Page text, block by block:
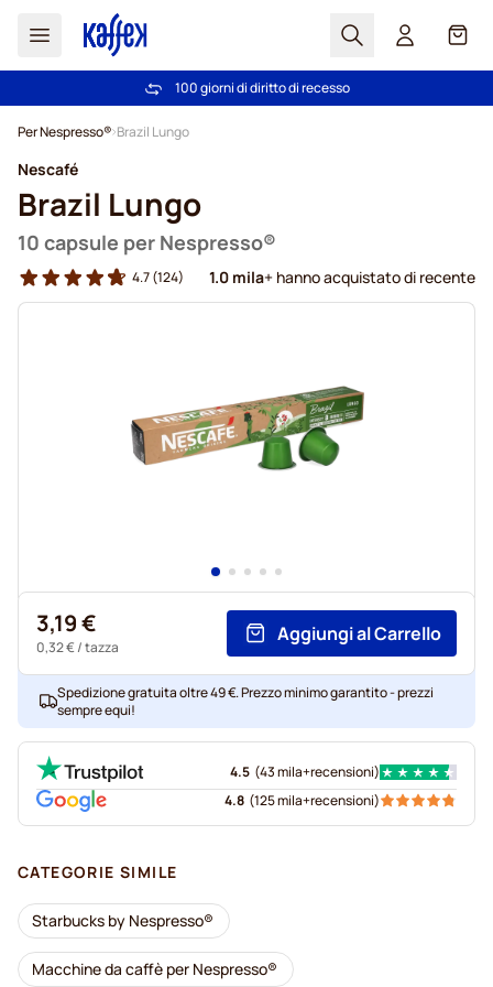
Search
Spedizione Gratuita oltre 49 €
100 giorni di diritto di recesso
Per Nespresso® Brazil Lungo
Nescafé
Brazil Lungo
10 capsule per Nespresso®
4.7(124) 1.0 mila+ hanno acquistato di recente
3,19 €
0,32 €/ tazza
Aggiungi al Carrello
Spedizione gratuita oltre 49 €. Prezzo minimo garantito - prezzi
sempre equi!
4.5 (43 mila+recensioni)
4.8 (125 mila+recensioni)
CATEGORIE SIMILE
Starbucks by Nespresso®
Macchine da caffè per Nespresso®